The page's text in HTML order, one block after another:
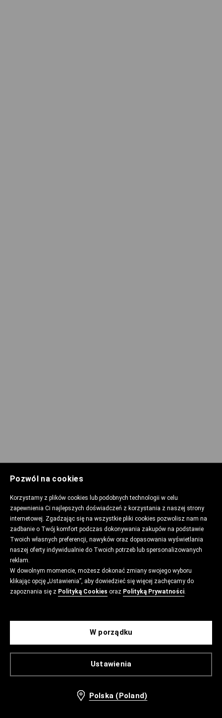
Pozwól na cookies
Korzystamy z plików cookies lub podobnych technologii w celu
zapewnienia Ci najlepszych doświadczeń z korzystania z naszej strony
internetowej. Zgadzając się na wszystkie pliki cookies pozwolisz nam na
zadbanie o Twój komfort podczas dokonywania zakupów na podstawie
Twoich własnych preferencji, nawyków oraz dopasowania wyświetlania
naszej oferty indywidualnie do Twoich potrzeb lub spersonalizowanych
reklam.
W dowolnym momencie, możesz dokonać zmiany swojego wyboru
klikając opcję „Ustawienia”, aby dowiedzieć się więcej zachęcamy do
zapoznania się z Polityką Cookies oraz Polityką Prywatności.
Ustawienia
W porządku
Polska (Poland)